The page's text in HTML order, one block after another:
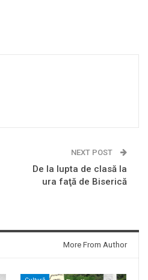
NEXT POST
De la lupta de clasă la
ura faţă de Biserică
More From Author